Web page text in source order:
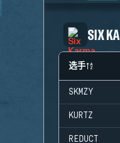
SIX
选手
SKMZY
KURTZ
REDUCT